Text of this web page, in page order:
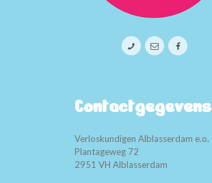
Contactgegevens
Verloskundigen Alblasserdam e.o.
Plantageweg 72
2951 VH Alblasserdam